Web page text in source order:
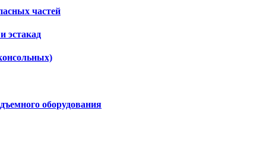
частей
эстакад
оборудования